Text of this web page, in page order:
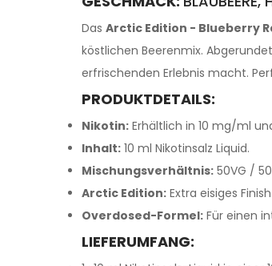
Das Arctic Edition - Blueberry
köstlichen Beerenmix.
erfrischenden Erlebnis macht.
PRODUKTDETAILS:
Nikotin: Erhältlich in 10 mg/ml
Inhalt: 10 ml Nikotinsalz Liquid.
Mischungsverhältnis: 50VG /
Arctic Edition: Extra eisiges
Overdosed-Formel: Für einen
LIEFERUMFANG: